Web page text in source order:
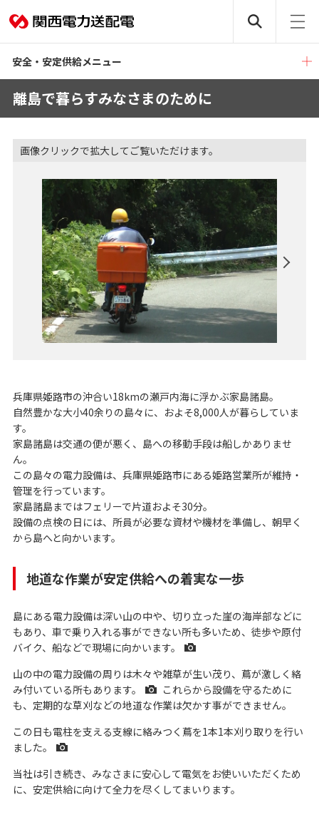
安全・安定供給メニュー
離島で暮らすみなさまのために
画像クリックで拡大してご覧いただけます。
兵庫県姫路市の沖合い18kmの瀬戸内海に浮かぶ家島諸島。
自然豊かな大小40余りの島々に、およそ8,000人が暮らしていま
す。
家島諸島は交通の便が悪く、島への移動手段は船しかありませ
ん。
この島々の電力設備は、兵庫県姫路市にある姫路営業所が維持・
管理を行っています。
家島諸島まではフェリーで片道およそ30分。
設備の点検の日には、所員が必要な資材や機材を準備し、朝早く
から島へと向かいます。
地道な作業が安定供給への着実な一歩
島にある電力設備は深い山の中や、切り立った崖の海岸部などに
もあり、車で乗り入れる事ができない所も多いため、徒歩や原付
バイク、船などで現場に向かいます。
山の中の電力設備の周りは木々や雑草が生い茂り、蔦が激しく絡
み付いている所もあります。
これらから設備を守るために
も、定期的な草刈などの地道な作業は欠かす事ができません。
この日も電柱を支える支線に絡みつく蔦を1本1本刈り取りを行い
ました。
当社は引き続き、みなさまに安心して電気をお使いいただくため
に、安定供給に向けて全力を尽くしてまいります。